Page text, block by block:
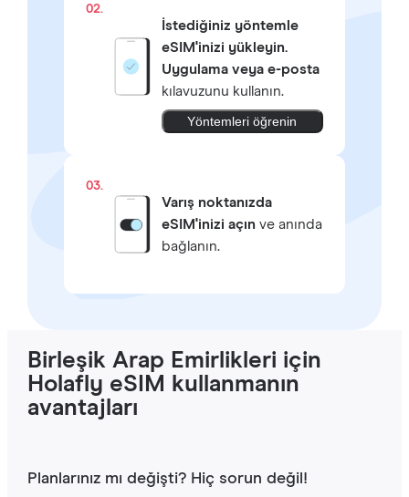
02.
İstediğiniz yöntemle
eSIM'inizi yükleyin.
Uygulama veya e-posta
kılavuzunu kullanın.
Yöntemleri öğrenin
03.
Varış noktanızda
eSIM'inizi açınve anında
bağlanın.
Birleşik Arap Emirlikleri için
Holafly eSIM kullanmanın
avantajları
Planlarınız mı değişti? Hiç sorun değil!